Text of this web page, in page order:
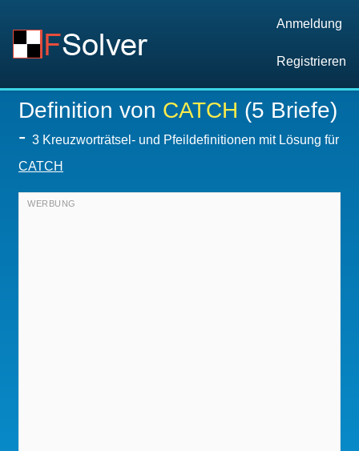
Anmeldung
Registrieren
Definition von CATCH (5 Briefe)
- 3 Kreuzworträtsel- und Pfeildefinitionen mit Lösung für
CATCH